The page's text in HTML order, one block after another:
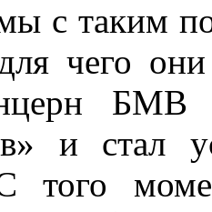
с таким
чего
БМВ
и стал
того